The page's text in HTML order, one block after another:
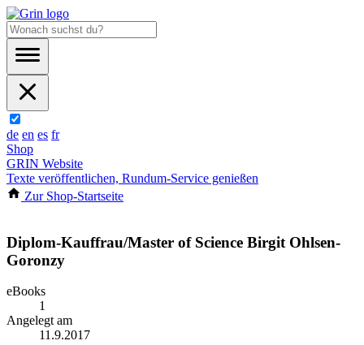
de en es fr
Shop
GRIN Website
Texte veröffentlichen, Rundum-Service genießen
Zur Shop-Startseite
Diplom-Kauffrau/Master of Science Birgit Ohlsen-
Goronzy
eBooks
1
Angelegt am
11.9.2017